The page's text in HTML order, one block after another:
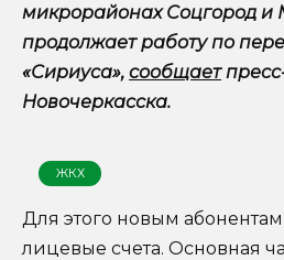
микрорайонах Соцгород
продолжает работу по
«Сириуса», сообщает
Новочеркасска.
ЖКХ
Для этого новым
лицевые счета. Основная